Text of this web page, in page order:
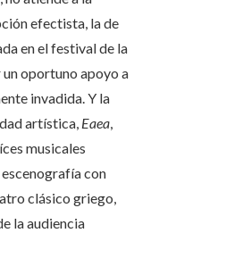
efectista, la de
en el festival de la
oportuno apoyo a
invadida. Y la
artística, Eaea,
musicales
con
clásico griego,
la audiencia